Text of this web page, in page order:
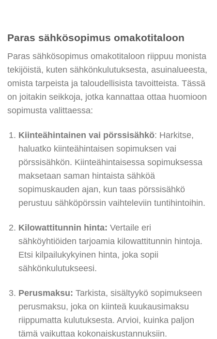
Paras sähkösopimus omakotitaloon
Paras sähkösopimus omakotitaloon riippuu monista
tekijöistä, kuten sähkönkulutuksesta, asuinalueesta,
omista tarpeista ja taloudellisista tavoitteista. Tässä
on joitakin seikkoja, jotka kannattaa ottaa huomioon
sopimusta valittaessa:
Kiinteähintainen vai pörssisähkö: Harkitse,
haluatko kiinteähintaisen sopimuksen vai
pörssisähkön. Kiinteähintaisessa sopimuksessa
maksetaan saman hintaista sähköä
sopimuskauden ajan, kun taas pörssisähkö
perustuu sähköpörssin vaihteleviin tuntihintoihin.
Kilowattitunnin hinta: Vertaile eri
sähköyhtiöiden tarjoamia kilowattitunnin hintoja.
Etsi kilpailukykyinen hinta, joka sopii
sähkönkulutukseesi.
Perusmaksu: Tarkista, sisältyykö sopimukseen
perusmaksu, joka on kiinteä kuukausimaksu
riippumatta kulutuksesta. Arvioi, kuinka paljon
tämä vaikuttaa kokonaiskustannuksiin.